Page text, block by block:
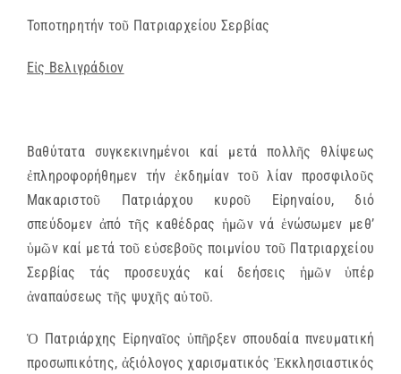
Τοποτηρητήν τοῦ Πατριαρχείου Σερβίας
Εἰς Βελιγράδιον
Βαθύτατα συγκεκινημένοι καί μετά πολλῆς θλίψεως
ἐπληροφορήθημεν τήν ἐκδημίαν τοῦ λίαν προσφιλοῦς
Μακαριστοῦ Πατριάρχου κυροῦ Εἰρηναίου, διό
σπεύδομεν ἀπό τῆς καθέδρας ἡμῶν νά ἑνώσωμεν μεθ’
ὑμῶν καί μετά τοῦ εὐσεβοῦς ποιμνίου τοῦ Πατριαρχείου
Σερβίας τάς προσευχάς καί δεήσεις ἡμῶν ὑπέρ
ἀναπαύσεως τῆς ψυχῆς αὐτοῦ.
Ὁ Πατριάρχης Εἰρηναῖος ὑπῆρξεν σπουδαία πνευματική
προσωπικότης, ἀξιόλογος χαρισματικός Ἐκκλησιαστικός